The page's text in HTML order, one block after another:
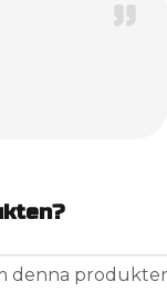
denna